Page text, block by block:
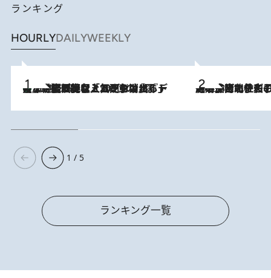
ランキング
HOURLYDAILYWEEKLY
2026.8.5
【なぜ吉沢亮は「気配を消せる」のか？】興行収入208億の『国宝』を経て挑むミュージカル『ディア・エヴァン・ハンセン』。トップ俳優が舞台上でさらけ出した“孤独”とは 2026.8.3
《「文士の子ども被害者の会」発足！》阿川佐和子（72）が語る遠藤周作に北杜夫、劇作家・矢代静一の子どもたちの“文豪プライベート事件簿”
1 / 5
ランキング一覧